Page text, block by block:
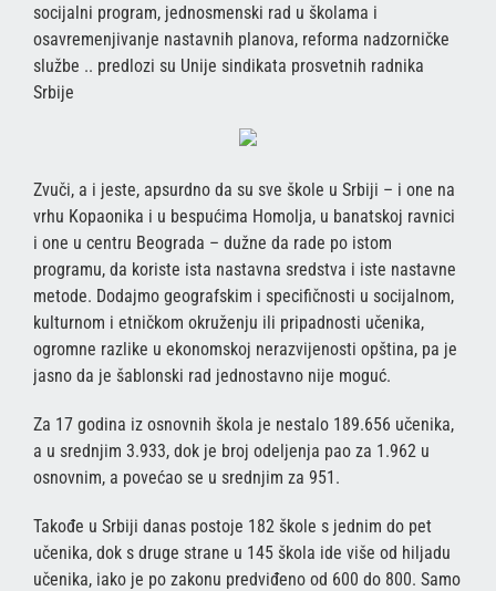
socijalni program, jednosmenski rad u školama i
osavremenjivanje nastavnih planova, reforma nadzorničke
službe .. predlozi su Unije sindikata prosvetnih radnika
Srbije
Zvuči, a i jeste, apsurdno da su sve škole u Srbiji – i one na
vrhu Kopaonika i u bespućima Homolja, u banatskoj ravnici
i one u centru Beograda – dužne da rade po istom
programu, da koriste ista nastavna sredstva i iste nastavne
metode. Dodajmo geografskim i specifičnosti u socijalnom,
kulturnom i etničkom okruženju ili pripadnosti učenika,
ogromne razlike u ekonomskoj nerazvijenosti opština, pa je
jasno da je šablonski rad jednostavno nije moguć.
Za 17 godina iz osnovnih škola je nestalo 189.656 učenika,
a u srednjim 3.933, dok je broj odeljenja pao za 1.962 u
osnovnim, a povećao se u srednjim za 951.
Takođe u Srbiji danas postoje 182 škole s jednim do pet
učenika, dok s druge strane u 145 škola ide više od hiljadu
učenika, iako je po zakonu predviđeno od 600 do 800. Samo